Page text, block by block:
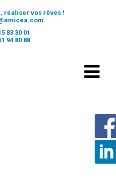
réaliser vos rêves !
83 30 01
94 80 88